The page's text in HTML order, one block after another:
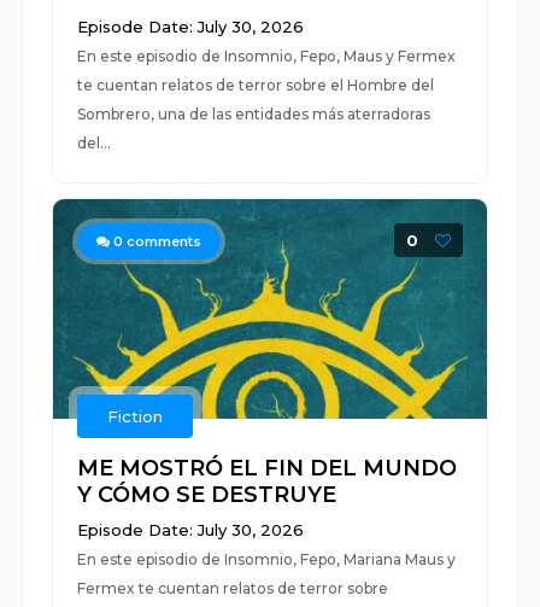
Episode Date: July 30, 2026
En este episodio de Insomnio, Fepo, Maus y Fermex
te cuentan relatos de terror sobre el Hombre del
Sombrero, una de las entidades más aterradoras
del...
0 comments 0
Fiction
ME MOSTRÓ EL FIN DEL MUNDO
Y CÓMO SE DESTRUYE
Episode Date: July 30, 2026
En este episodio de Insomnio, Fepo, Mariana Maus y
Fermex te cuentan relatos de terror sobre